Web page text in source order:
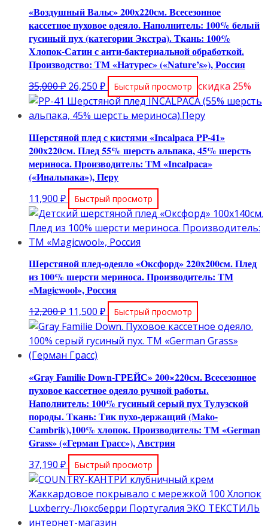
«Воздушный Вальс» 200х220см. Всесезонное
кассетное пуховое одеяло. Наполнитель: 100% белый
гусиный пух (категории Экстра). Ткань: 100%
Хлопок-Сатин с анти-бактериальной обработкой.
Производство: ТМ «Натурес» («Nature’s»), Россия
35,000₽ Первоначальная
цена
составляла
26,250 ₽Текущая
цена:
26,250 ₽.
Быстрый просмотр скидка 25%
Шерстяной плед с кистями «Incalpaca PP-41»
200х220см. Плед 55% шерсть альпака, 45% шерсть
мериноса. Производитель: ТМ «Incalpaca»
(«Инальпака»), Перу
11,900 ₽ Быстрый просмотр
Шерстяной плед-одеяло «Оксфорд» 220х200см. Плед
из 100% шерсти мериноса. Производитель: ТМ
«Magicwool», Россия
12,200₽ Первоначальная
цена
составляла
12,200 ₽.
11,500 ₽Текущая
цена:
11,500 ₽.
Быстрый просмотр
«Gray Familie Down-ГРЕЙС» 200×220см. Всесезонное
пуховое кассетное одеяло ручной работы.
Наполнитель: 100% гусиный серый пух Тулузской
породы. Ткань: Тик пухо-держащий (Mako-
Cambrik),100% хлопок. Производитель: ТМ «German
Grass» («Герман Грасс»), Австрия
37,190 ₽ Быстрый просмотр